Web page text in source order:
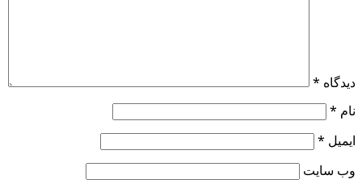
دیدگاه *
نام *
ایمیل *
وب‌ سایت